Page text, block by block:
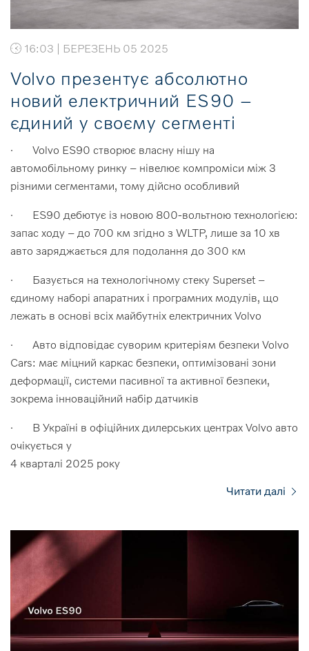
16:03 | БЕРЕЗЕНЬ 05 2025
Volvo презентує абсолютно
новий електричний ES90 –
єдиний у своєму сегменті
· Volvo ES90 створює власну нішу на
автомобільному ринку – нівелює компроміси між 3
різними сегментами, тому дійсно особливий
· ES90 дебютує із новою 800-вольтною технологією:
запас ходу – до 700 км згідно з WLTP, лише за 10 хв
авто заряджається для подолання до 300 км
· Базується на технологічному стеку Superset –
єдиному наборі апаратних і програмних модулів, що
лежать в основі всіх майбутніх електричних Volvo
· Авто відповідає суворим критеріям безпеки Volvo
Cars: має міцний каркас безпеки, оптимізовані зони
деформації, системи пасивної та активної безпеки,
зокрема інноваційний набір датчиків
· В Україні в офіційних дилерських центрах Volvo авто
очікується у
4 кварталі 2025 року
Читати далі